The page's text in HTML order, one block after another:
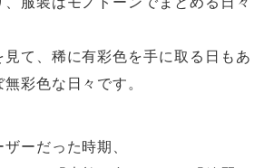
て、稀に有彩色を手に取る日もあ
彩色な日々です。
ーだった時期、